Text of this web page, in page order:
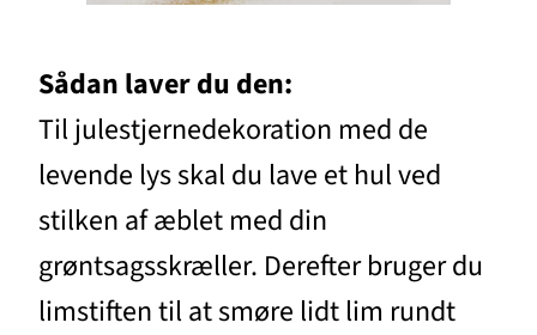
Sådan laver du den:
Til julestjernedekoration med de
levende lys skal du lave et hul ved
stilken af æblet med din
grøntsagsskræller. Derefter bruger du
limstiften til at smøre lidt lim rundt